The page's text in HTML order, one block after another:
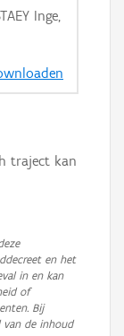
Inge,
traject kan
en het
in en kan
of
Bij
de inhoud